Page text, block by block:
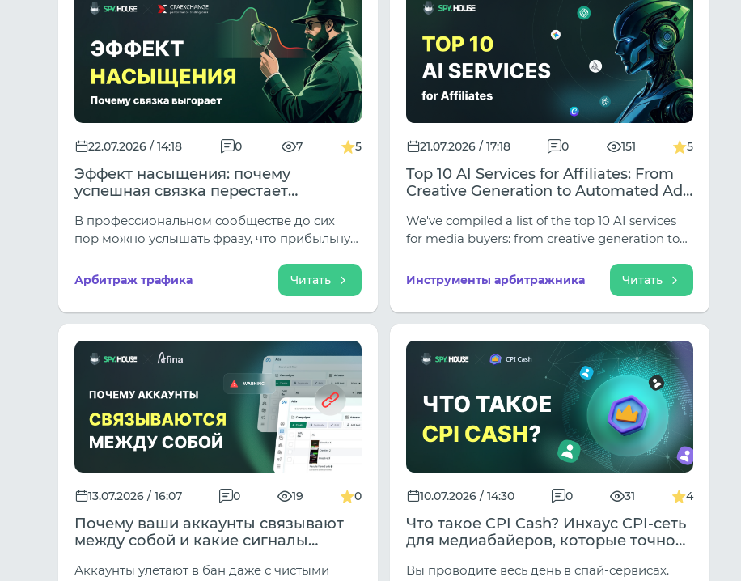
22.07.2026 / 14:18 0 7 5
Эффект насыщения: почему
успешная связка перестает
В профессиональном сообществе до сих
пор можно услышать фразу, что прибыльную
доля правды, однако подобное объяснение
слишком упрощает процессы,
происходящие на рынке.
Арбитраж трафика Читать
21.07.2026 / 17:18 0 151 5
Top 10 AI Services for Affiliates: From
Creative Generation to Automated Ad
We've compiled a list of the top 10 AI services
for media buyers: from creative generation to
media buying, this selection will help you save
money on freelancers and start working like a
pro right away.
Инструменты арбитражника Читать
13.07.2026 / 16:07 0 19 0
Почему ваши аккаунты связывают
между собой и какие сигналы
Аккаунты улетают в бан даже с чистыми
10.07.2026 / 14:30 0 31 4
Что такое CPI Cash? Инхаус CPI-сеть
для медиабайеров, которые точно
Вы проводите весь день в спай-сервисах.